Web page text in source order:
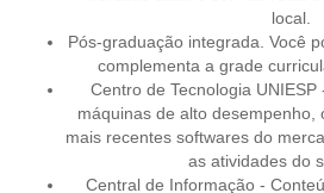
local.
Pós-graduação integrada. Você
complementa a grade
Centro de Tecnologia
máquinas de alto desempenho,
mais recentes softwares do
as atividades do
Central de Informação -